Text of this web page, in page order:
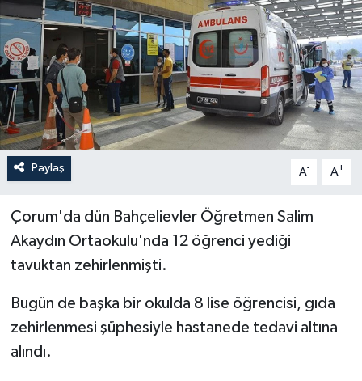
Paylaş A- A+
Çorum'da dün Bahçelievler Öğretmen Salim
Akaydın Ortaokulu'nda 12 öğrenci yediği
tavuktan zehirlenmişti.
Bugün de başka bir okulda 8 lise öğrencisi, gıda
zehirlenmesi şüphesiyle hastanede tedavi altına
alındı.
İLÇELER
OTOPARK
TEKNOLOJİ